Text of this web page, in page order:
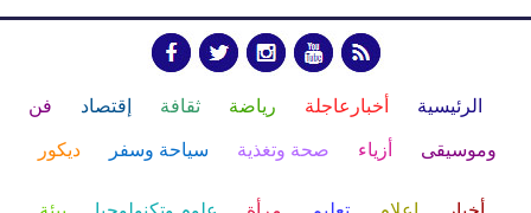
الرئيسية أخبارعاجلة رياضة ثقافة إقتصاد فن
وموسيقى أزياء صحة وتغذية سياحة وسفر ديكور